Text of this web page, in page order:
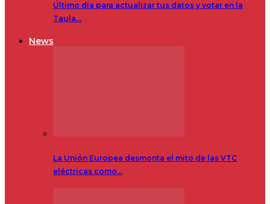
Último día para actualizar tus datos y votar en la
Taula…
News
La Unión Europea desmonta el mito de las VTC
eléctricas como…